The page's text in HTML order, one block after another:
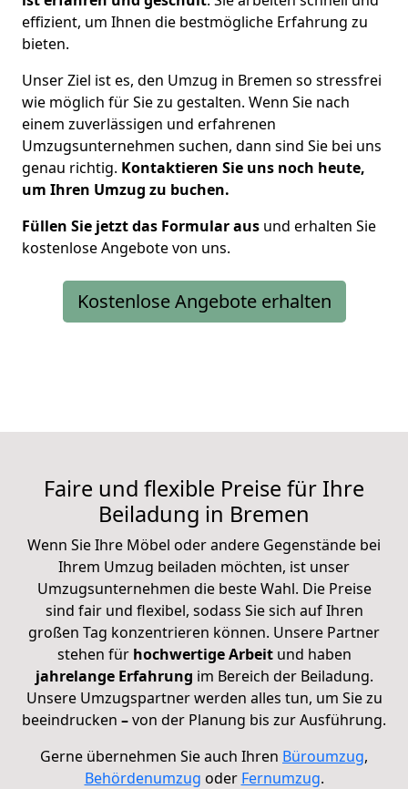
effizient, um Ihnen die bestmögliche Erfahrung zu
bieten.
Unser Ziel ist es, den Umzug in Bremen so stressfrei
wie möglich für Sie zu gestalten. Wenn Sie nach
einem zuverlässigen und erfahrenen
Umzugsunternehmen suchen, dann sind Sie bei uns
genau richtig. Kontaktieren Sie uns noch heute,
um Ihren Umzug zu buchen.
Füllen Sie jetzt das Formular aus und erhalten Sie
kostenlose Angebote von uns.
Kostenlose Angebote erhalten
Faire und flexible Preise für Ihre
Beiladung in Bremen
Wenn Sie Ihre Möbel oder andere Gegenstände bei
Ihrem Umzug beiladen möchten, ist unser
Umzugsunternehmen die beste Wahl. Die Preise
sind fair und flexibel, sodass Sie sich auf Ihren
großen Tag konzentrieren können. Unsere Partner
stehen fürhochwertige Arbeitund haben
jahrelange Erfahrung im Bereich der Beiladung.
Unsere Umzugspartner werden alles tun, um Sie zu
beeindrucken –von der Planung bis zur Ausführung.
Gerne übernehmen Sie auch Ihren Büroumzug,
Behördenumzug oder Fernumzug.